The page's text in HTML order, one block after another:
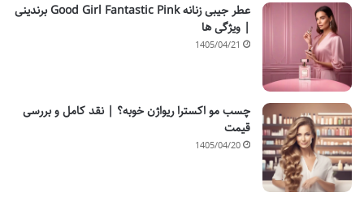
عطر جیبی زنانه Good Girl Fantastic Pink برندینی
| ویژگی ها
1405/04/21
چسب مو اکسترا ریواژن خوبه؟ | نقد کامل و بررسی
قیمت
1405/04/20